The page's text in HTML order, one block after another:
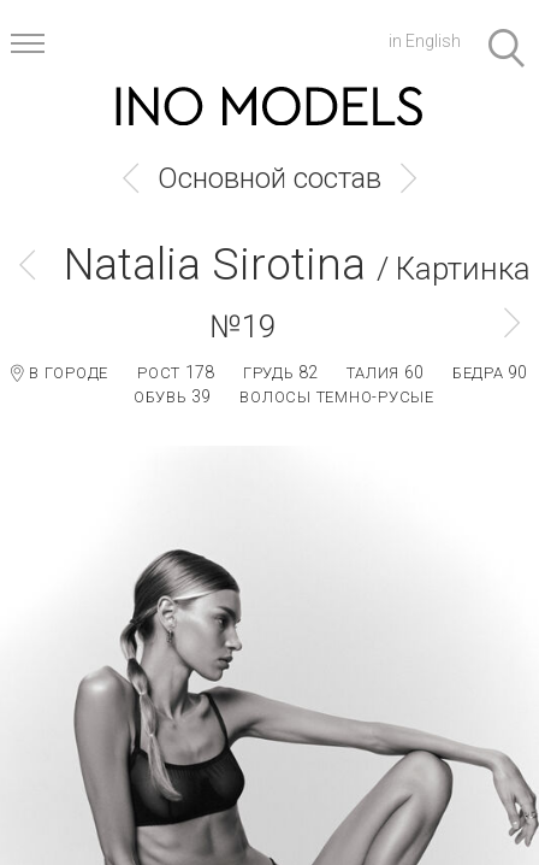
in English
Основной состав
Natalia Sirotina / Картинка
№19
В ГОРОДЕ РОСТ 178 ГРУДЬ 82 ТАЛИЯ 60 БЕДРА 90
ОБУВЬ 39 ВОЛОСЫ ТЕМНО-РУСЫЕ